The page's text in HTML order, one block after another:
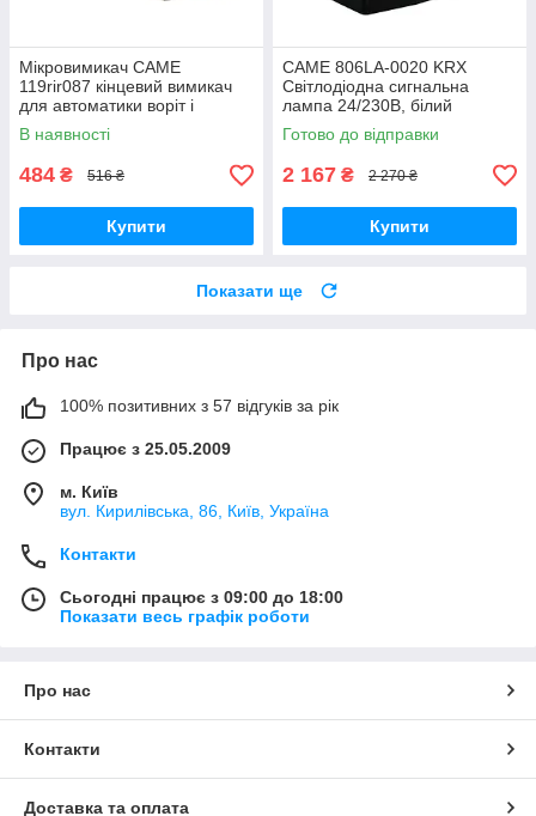
Мікровимикач CAME
119rir087 кінцевий вимикач
для автоматики воріт і
шлагбауму
В наявності
484 ₴ 516 ₴
Купити
CAME 806LA-0020 KRX
Світлодіодна сигнальна
лампа 24/230В, білий
плафон, антена, KRX1FXSW
Готово до відправки
2 167 ₴ 2 270 ₴
Купити
Показати ще
Про нас
100% позитивних з 57 відгуків за рік
Працює з 25.05.2009
м. Київ
вул. Кирилівська, 86, Київ, Україна
Контакти
Сьогодні працює з 09:00 до 18:00
Показати весь графік роботи
Про нас
Контакти
Доставка та оплата